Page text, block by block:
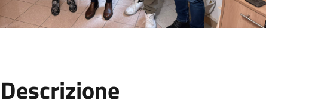
Descrizione